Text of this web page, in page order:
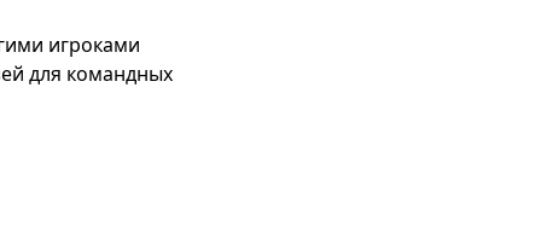
игроками
для командных